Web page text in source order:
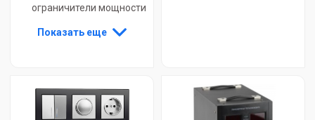
ограничители мощности
Показать еще